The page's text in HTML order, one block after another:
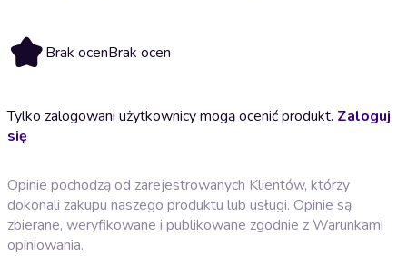
Brak ocenBrak ocen
Tylko zalogowani użytkownicy mogą ocenić produkt. Zaloguj
się
Opinie pochodzą od zarejestrowanych Klientów, którzy
dokonali zakupu naszego produktu lub usługi. Opinie są
zbierane, weryfikowane i publikowane zgodnie zWarunkami
opiniowania.